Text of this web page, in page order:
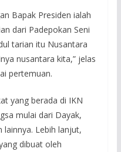
Bapak Presiden ialah
dari Padepokan Seni
tarian itu Nusantara
nusantara kita,” jelas
pertemuan.
yang berada di IKN
mulai dari Dayak,
lainnya. Lebih lanjut,
dibuat oleh